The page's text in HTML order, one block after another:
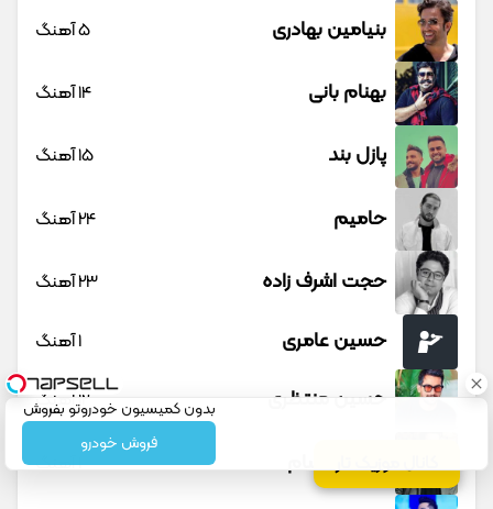
کانال موزیک تار
بنیامین بهادری 5 آهنگ
بهنام بانی 14 آهنگ
پازل بند 15 آهنگ
حامیم 24 آهنگ
حجت اشرف زاده 23 آهنگ
حسین عامری 1 آهنگ
حسین منتظری 12 آهنگ
حمید حسام 1 آهنگ
بدون کمیسیون خودروتو بفروش
فروش خودرو